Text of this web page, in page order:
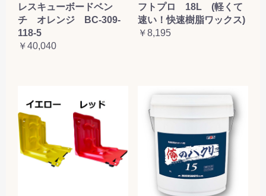
レスキューボードベン
チ オレンジ BC-309-
118-5
￥40,040
フトプロ 18L (軽くて
速い！快速樹脂ワックス)
￥8,195